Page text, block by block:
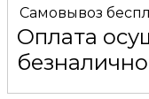
Самовывоз
Оплата